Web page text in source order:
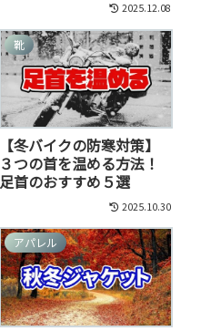
2025.12.08
靴
【冬バイクの防寒対策】
３つの首を温める方法！
足首のおすすめ５選
2025.10.30
アパレル